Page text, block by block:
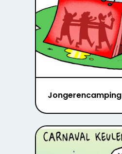
Jongerencamping